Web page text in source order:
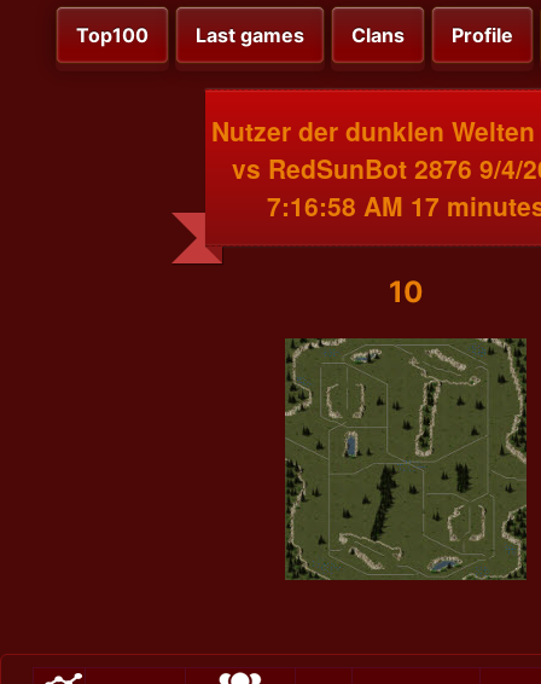
Top100 Last games Clans Profile
Nutzer der dunklen Welten
vs RedSunBot 2876 9/4/
7:16:58 AM 17
10